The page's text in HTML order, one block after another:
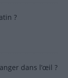
?
dans l’œil ?